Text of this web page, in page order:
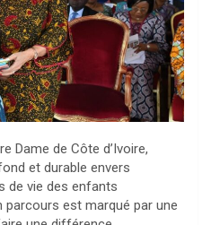
Dame de Côte d’Ivoire,
et durable envers
de vie des enfants
est marqué par une